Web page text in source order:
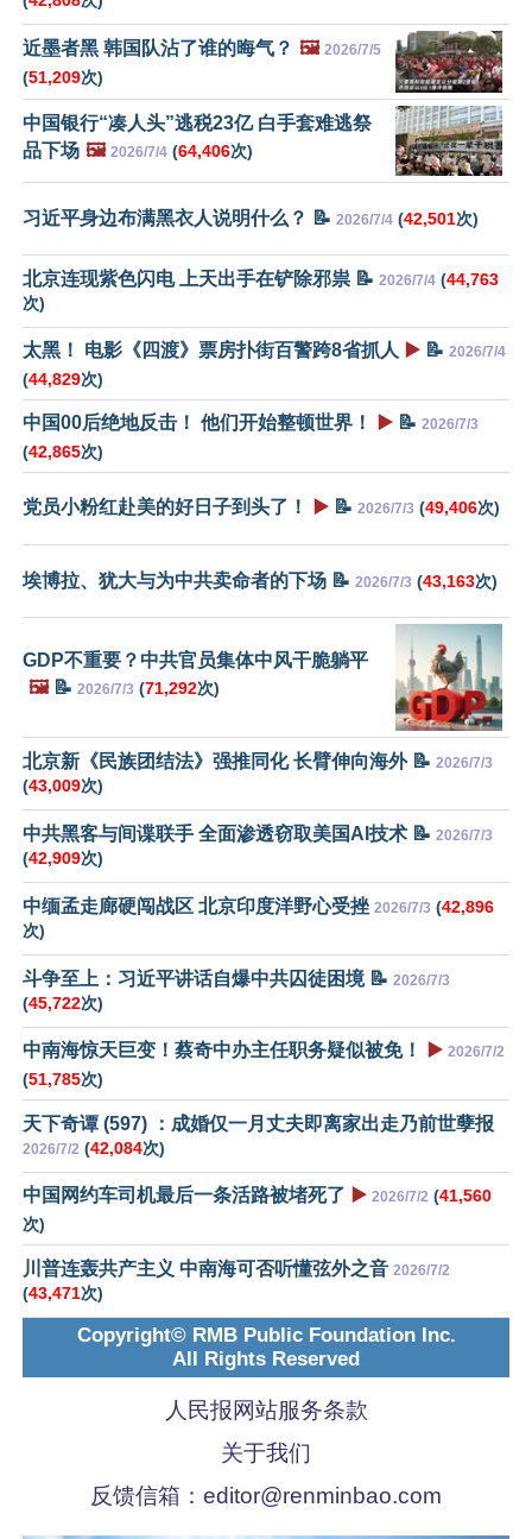
近墨者黑 韩国队沾了谁的晦气？ 🖼️ 2026/7/5
(51,209次)
中国银行“凑人头”逃税23亿 白手套难逃祭
品下场 🖼️ 2026/7/4 (64,406次)
习近平身边布满黑衣人说明什么？ 📝 2026/7/4 (42,501次)
北京连现紫色闪电 上天出手在铲除邪祟 📝 2026/7/4 (44,763
次)
太黑！ 电影《四渡》票房扑街百警跨8省抓人 ▶️ 📝 2026/7/4
(44,829次)
中国00后绝地反击！ 他们开始整顿世界！ ▶️ 📝 2026/7/3
(42,865次)
党员小粉红赴美的好日子到头了！ ▶️ 📝 2026/7/3 (49,406次)
埃博拉、犹大与为中共卖命者的下场 📝 2026/7/3 (43,163次)
GDP不重要？中共官员集体中风干脆躺平
🖼️📝 2026/7/3 (71,292次)
北京新《民族团结法》强推同化 长臂伸向海外 📝 2026/7/3
(43,009次)
中共黑客与间谍联手 全面渗透窃取美国AI技术 📝 2026/7/3
(42,909次)
中缅孟走廊硬闯战区 北京印度洋野心受挫 2026/7/3 (42,896
次)
斗争至上：习近平讲话自爆中共囚徒困境 📝 2026/7/3
(45,722次)
中南海惊天巨变！蔡奇中办主任职务疑似被免！ ▶️ 2026/7/2
(51,785次)
天下奇谭 (597) ：成婚仅一月丈夫即离家出走乃前世孽报
2026/7/2 (42,084次)
中国网约车司机最后一条活路被堵死了 ▶️ 2026/7/2 (41,560
次)
川普连轰共产主义 中南海可否听懂弦外之音 2026/7/2
(43,471次)
Copyright© RMB Public Foundation Inc.
All Rights Reserved
人民报网站服务条款
关于我们
反馈信箱： editor@renminbao.com